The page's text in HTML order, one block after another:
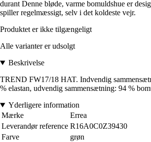
durant Denne bløde, varme bomuldshue er
spiller regelmæssigt, selv i det koldeste vejr.
Produktet er ikke tilgængeligt
Alle varianter er udsolgt
Beskrivelse
TREND FW17/18 HAT. Indvendig
% elastan, udvendig sammensætning: 94 %
Yderligere information
Mærke
Errea
Leverandør reference R16A0C0Z39430
Farve
grøn